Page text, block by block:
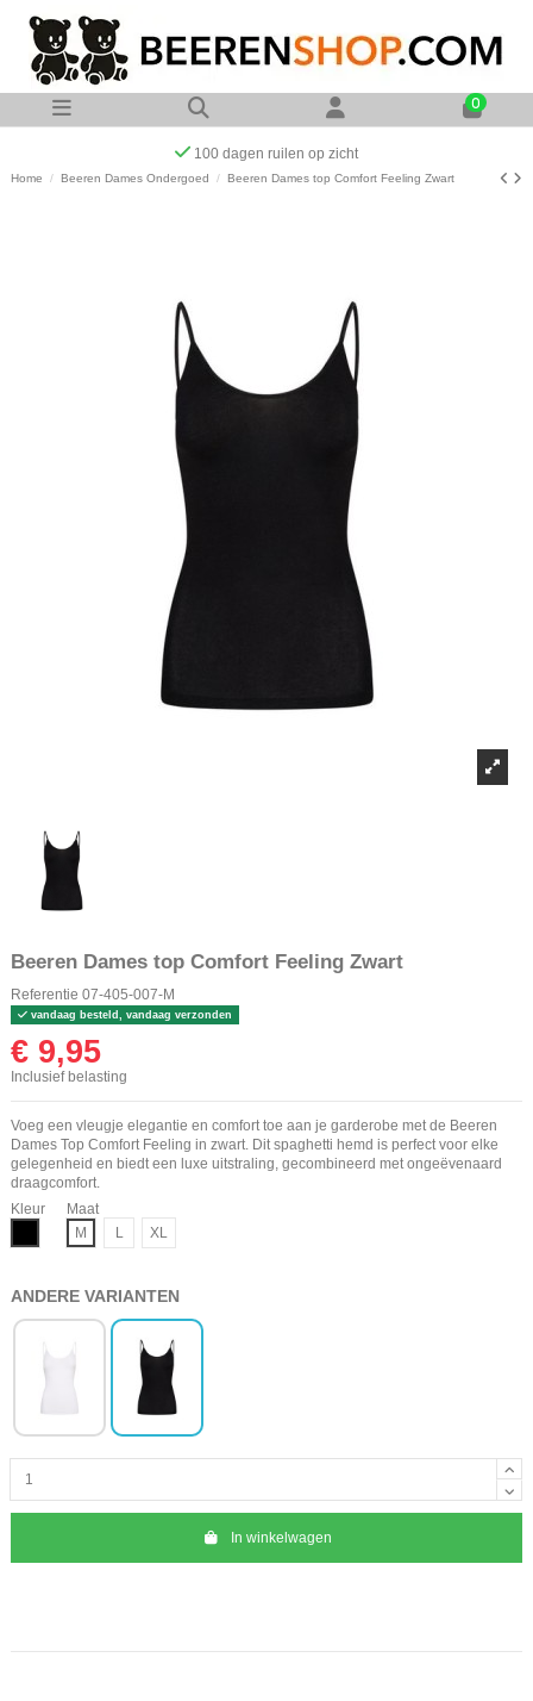
0
Op werkdagen voor 23:00 uur besteld zelfde dag
Home Beeren Dames Ondergoed Beeren Dames top Comfort Feeling Zwart
Beeren Dames top Comfort Feeling Zwart
Referentie 07-405-007-M
vandaag besteld, vandaag verzonden
€ 9,95
Inclusief belasting
Voeg een vleugje elegantie en comfort toe aan je garderobe met de Beeren
Dames Top Comfort Feeling in zwart. Dit spaghetti hemd is perfect voor elke
gelegenheid en biedt een luxe uitstraling, gecombineerd met ongeëvenaard
draagcomfort.
Kleur
Maat
M
L XL
ANDERE VARIANTEN
In winkelwagen